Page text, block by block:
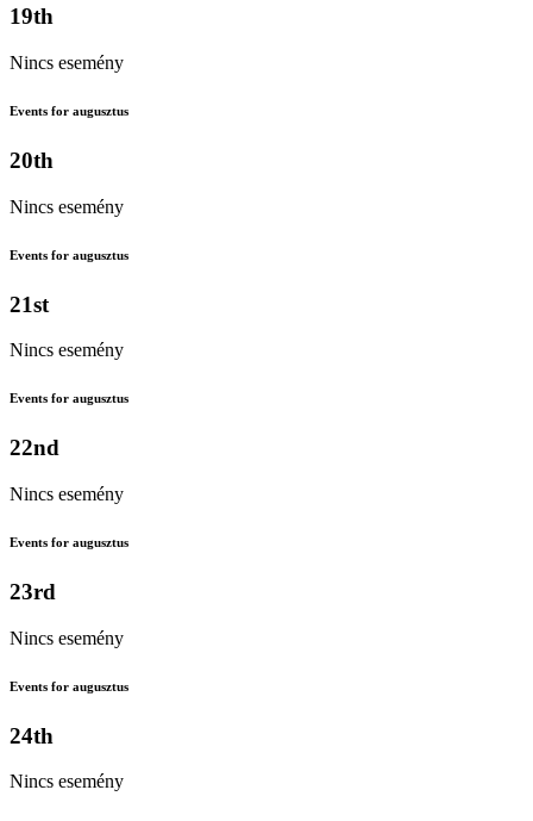
19th
Nincs esemény
Events for augusztus
20th
Nincs esemény
Events for augusztus
21st
Nincs esemény
Events for augusztus
22nd
Nincs esemény
Events for augusztus
23rd
Nincs esemény
Events for augusztus
24th
Nincs esemény